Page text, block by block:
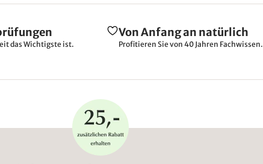
das Wichtigste ist.
Von Anfang an natürlich
Profitieren Sie von 40 Jahren Fachwissen.